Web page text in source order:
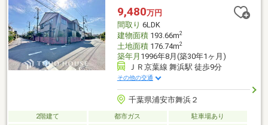
換・浴室鏡、シャワーヘッド、ホース交換・洗面化粧台交換・ト
イレ交換・クロス一部交換・2F廊下ベランダ防水塗装・ハウスク
リーニングなど
9,480万円
間取り 6LDK
建物面積193.66m2
土地面積176.74m2
築年月 1996年8月(築30年1ヶ月)
ＪＲ京葉線 舞浜駅 徒歩9分
その他の交通
千葉県浦安市舞浜２
2階建て 都市ガス
駐車場あり